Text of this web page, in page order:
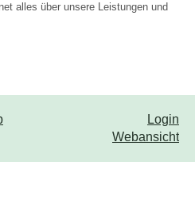
alles über unsere Leistungen und
Login
Webansicht